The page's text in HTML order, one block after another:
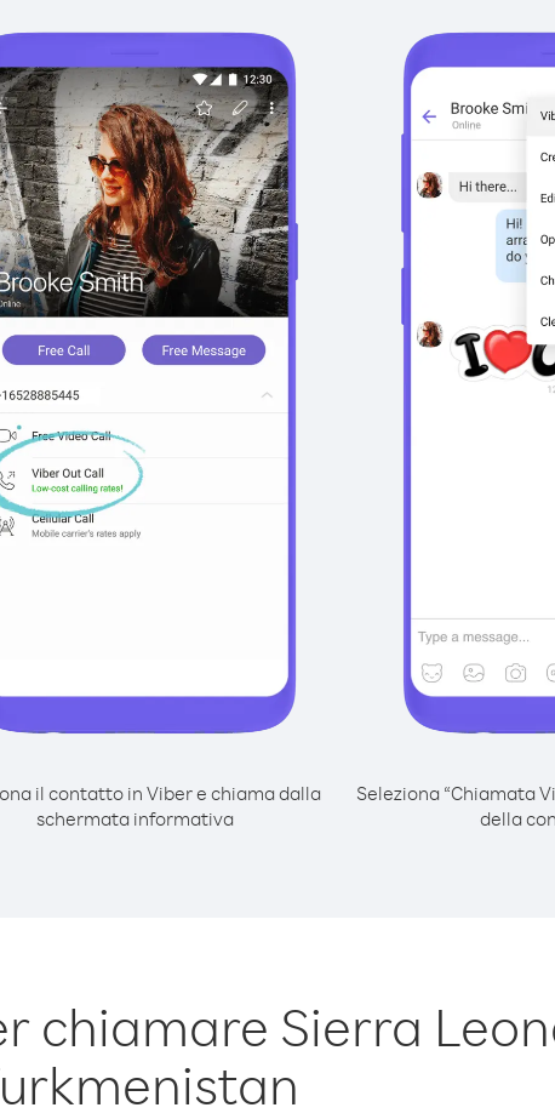
il contatto in Viber e chiama dalla
schermata informativa
Seleziona “Chiamata
della
chiamare Sierra